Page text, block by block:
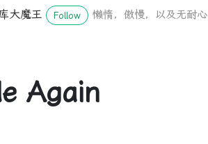
大魔王 Follow 懒惰，傲慢，以及无耐心
Again